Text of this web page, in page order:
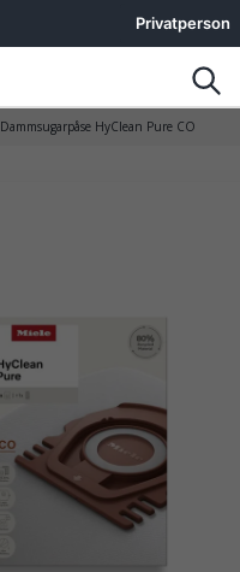
Dammsugarpåse HyClean Pure CO